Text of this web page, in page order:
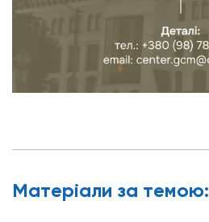
Матерiали за темою: